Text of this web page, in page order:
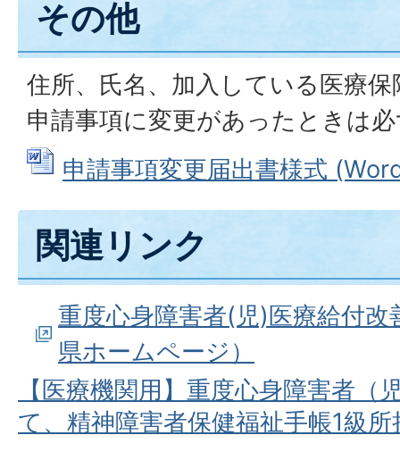
その他
住所、氏名、加入している医療
申請事項に変更があったときは
申請事項変更届出書様式
関連リンク
重度心身障害者(児)医療給付
県ホームページ）
【医療機関用】重度心身障害者（
て、精神障害者保健福祉手帳1級